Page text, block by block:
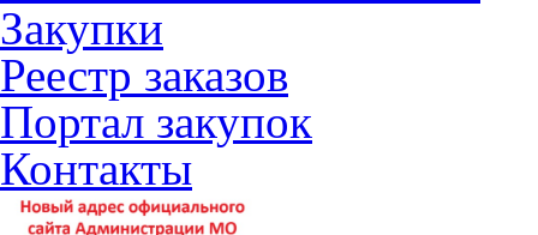
Закупки
Реестр заказов
Портал закупок
Контакты